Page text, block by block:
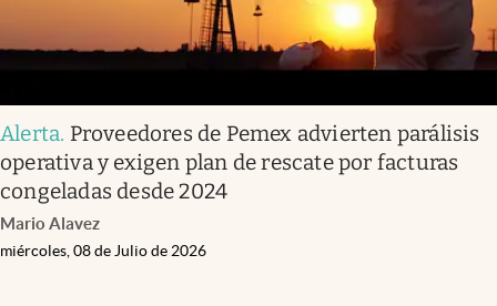
Alerta. Proveedores de Pemex advierten parálisis
operativa y exigen plan de rescate por facturas
congeladas desde 2024
Mario Alavez
miércoles, 08 de Julio de 2026